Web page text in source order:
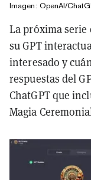
Imagen: OpenAI/
La próxima
su GPT
interesado y
respuestas del
ChatGPT que
Magia